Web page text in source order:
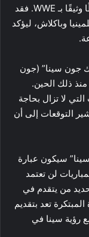
الماضي، إلا أن جون سينا لا يزال مرتبطًا ارتباطًا وثيقًا بـ WWE. فقد
وباكلاش، ليؤكد
جون سينا” (جون
ذلك الحين.
لا تزال بحاجة
التوقعات إلى أن
سيكون عبارة
لن تعتمد
من يتقدم في
تعد بتقديم
رؤية سينا في